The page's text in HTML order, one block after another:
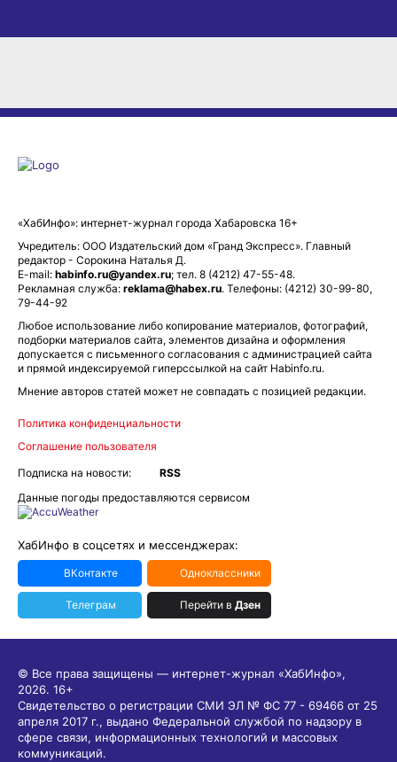
«ХабИнфо»: интернет-журнал города Хабаровска 16+
Учредитель: ООО Издательский дом «Гранд Экспресс». Главный
редактор - Сорокина Наталья Д.
E-mail: habinfo.ru@yandex.ru; тел. 8 (4212) 47-55-48.
Рекламная служба: reklama@habex.ru. Телефоны: (4212) 30-99-80,
79-44-92
Любое использование либо копирование материалов, фотографий,
подборки материалов сайта, элементов дизайна и оформления
допускается с письменного согласования с администрацией сайта
и прямой индексируемой гиперссылкой на сайт Habinfo.ru.
Мнение авторов статей может не совпадать с позицией редакции.
Политика конфиденциальности
Соглашение пользователя
Подписка на новости:
RSS
Данные погоды предоставляются сервисом
ХабИнфо в соцсетях и мессенджерах:
ВКонтакте Одноклассники
Телеграм Перейти в Дзен
© Все права защищены — интернет-журнал «ХабИнфо»,
2026. 16+
Свидетельство о регистрации СМИ ЭЛ № ФС 77 - 69466 от 25
апреля 2017 г., выдано Федеральной службой по надзору в
сфере связи, информационных технологий и массовых
коммуникаций.